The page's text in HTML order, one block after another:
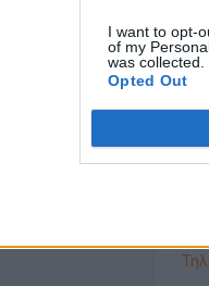
I want to opt-
of my
was collected.
Opted Out